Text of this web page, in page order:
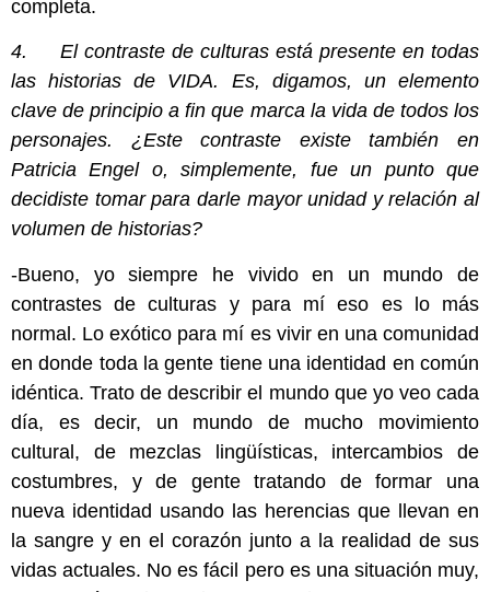
completa.
4. El contraste de culturas está presente en todas
las historias de VIDA. Es, digamos, un elemento
clave de principio a fin que marca la vida de todos los
personajes. ¿Este contraste existe también en
Patricia Engel o, simplemente, fue un punto que
decidiste tomar para darle mayor unidad y relación al
volumen de historias?
-Bueno, yo siempre he vivido en un mundo de
contrastes de culturas y para mí eso es lo más
normal. Lo exótico para mí es vivir en una comunidad
en donde toda la gente tiene una identidad en común
idéntica. Trato de describir el mundo que yo veo cada
día, es decir, un mundo de mucho movimiento
cultural, de mezclas lingüísticas, intercambios de
costumbres, y de gente tratando de formar una
nueva identidad usando las herencias que llevan en
la sangre y en el corazón junto a la realidad de sus
vidas actuales. No es fácil pero es una situación muy,